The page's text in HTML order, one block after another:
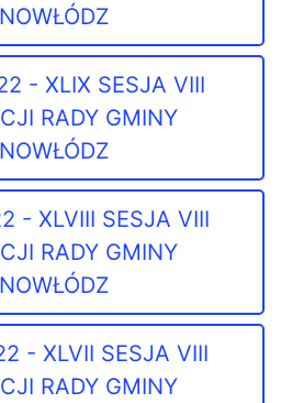
- XLIX SESJA VIII
RADY GMINY
- XLVIII SESJA VIII
RADY GMINY
- XLVII SESJA VIII
RADY GMINY